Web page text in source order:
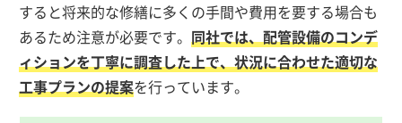
すると将来的な修繕に多くの手間や費用を要する場合も
あるため注意が必要です。同社では、配管設備のコンデ
ィションを丁寧に調査した上で、状況に合わせた適切な
工事プランの提案を行っています。